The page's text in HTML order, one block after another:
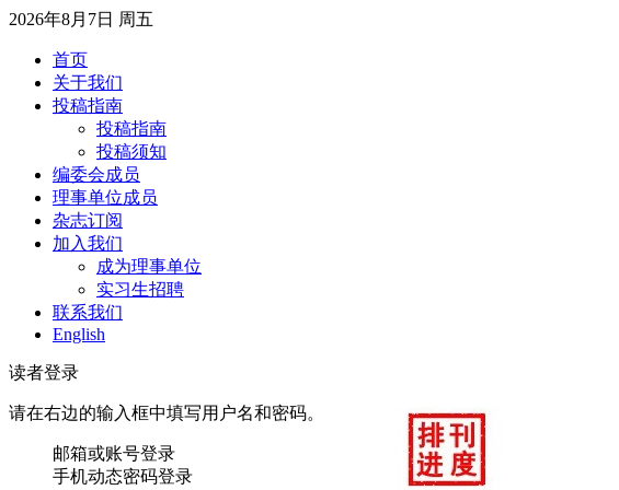
2026年8月7日 周五
首页
关于我们
投稿指南
投稿指南
投稿须知
编委会成员
理事单位成员
杂志订阅
加入我们
成为理事单位
实习生招聘
联系我们
English
读者登录
请在右边的输入框中填写用户名和密码。
邮箱或账号登录
手机动态密码登录